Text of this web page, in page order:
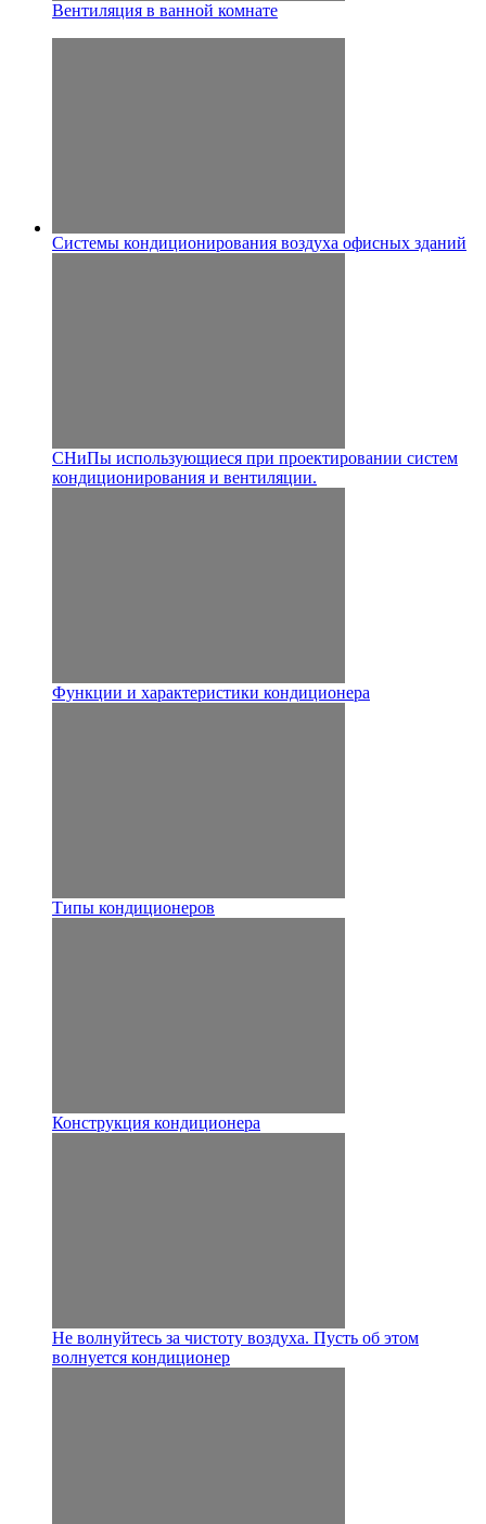
Вентиляция в ванной комнате
Системы кондиционирования воздуха офисных зданий
СНиПы использующиеся при проектировании систем
кондиционирования и вентиляции.
Функции и характеристики кондиционера
Типы кондиционеров
Конструкция кондиционера
Не волнуйтесь за чистоту воздуха. Пусть об этом
волнуется кондиционер